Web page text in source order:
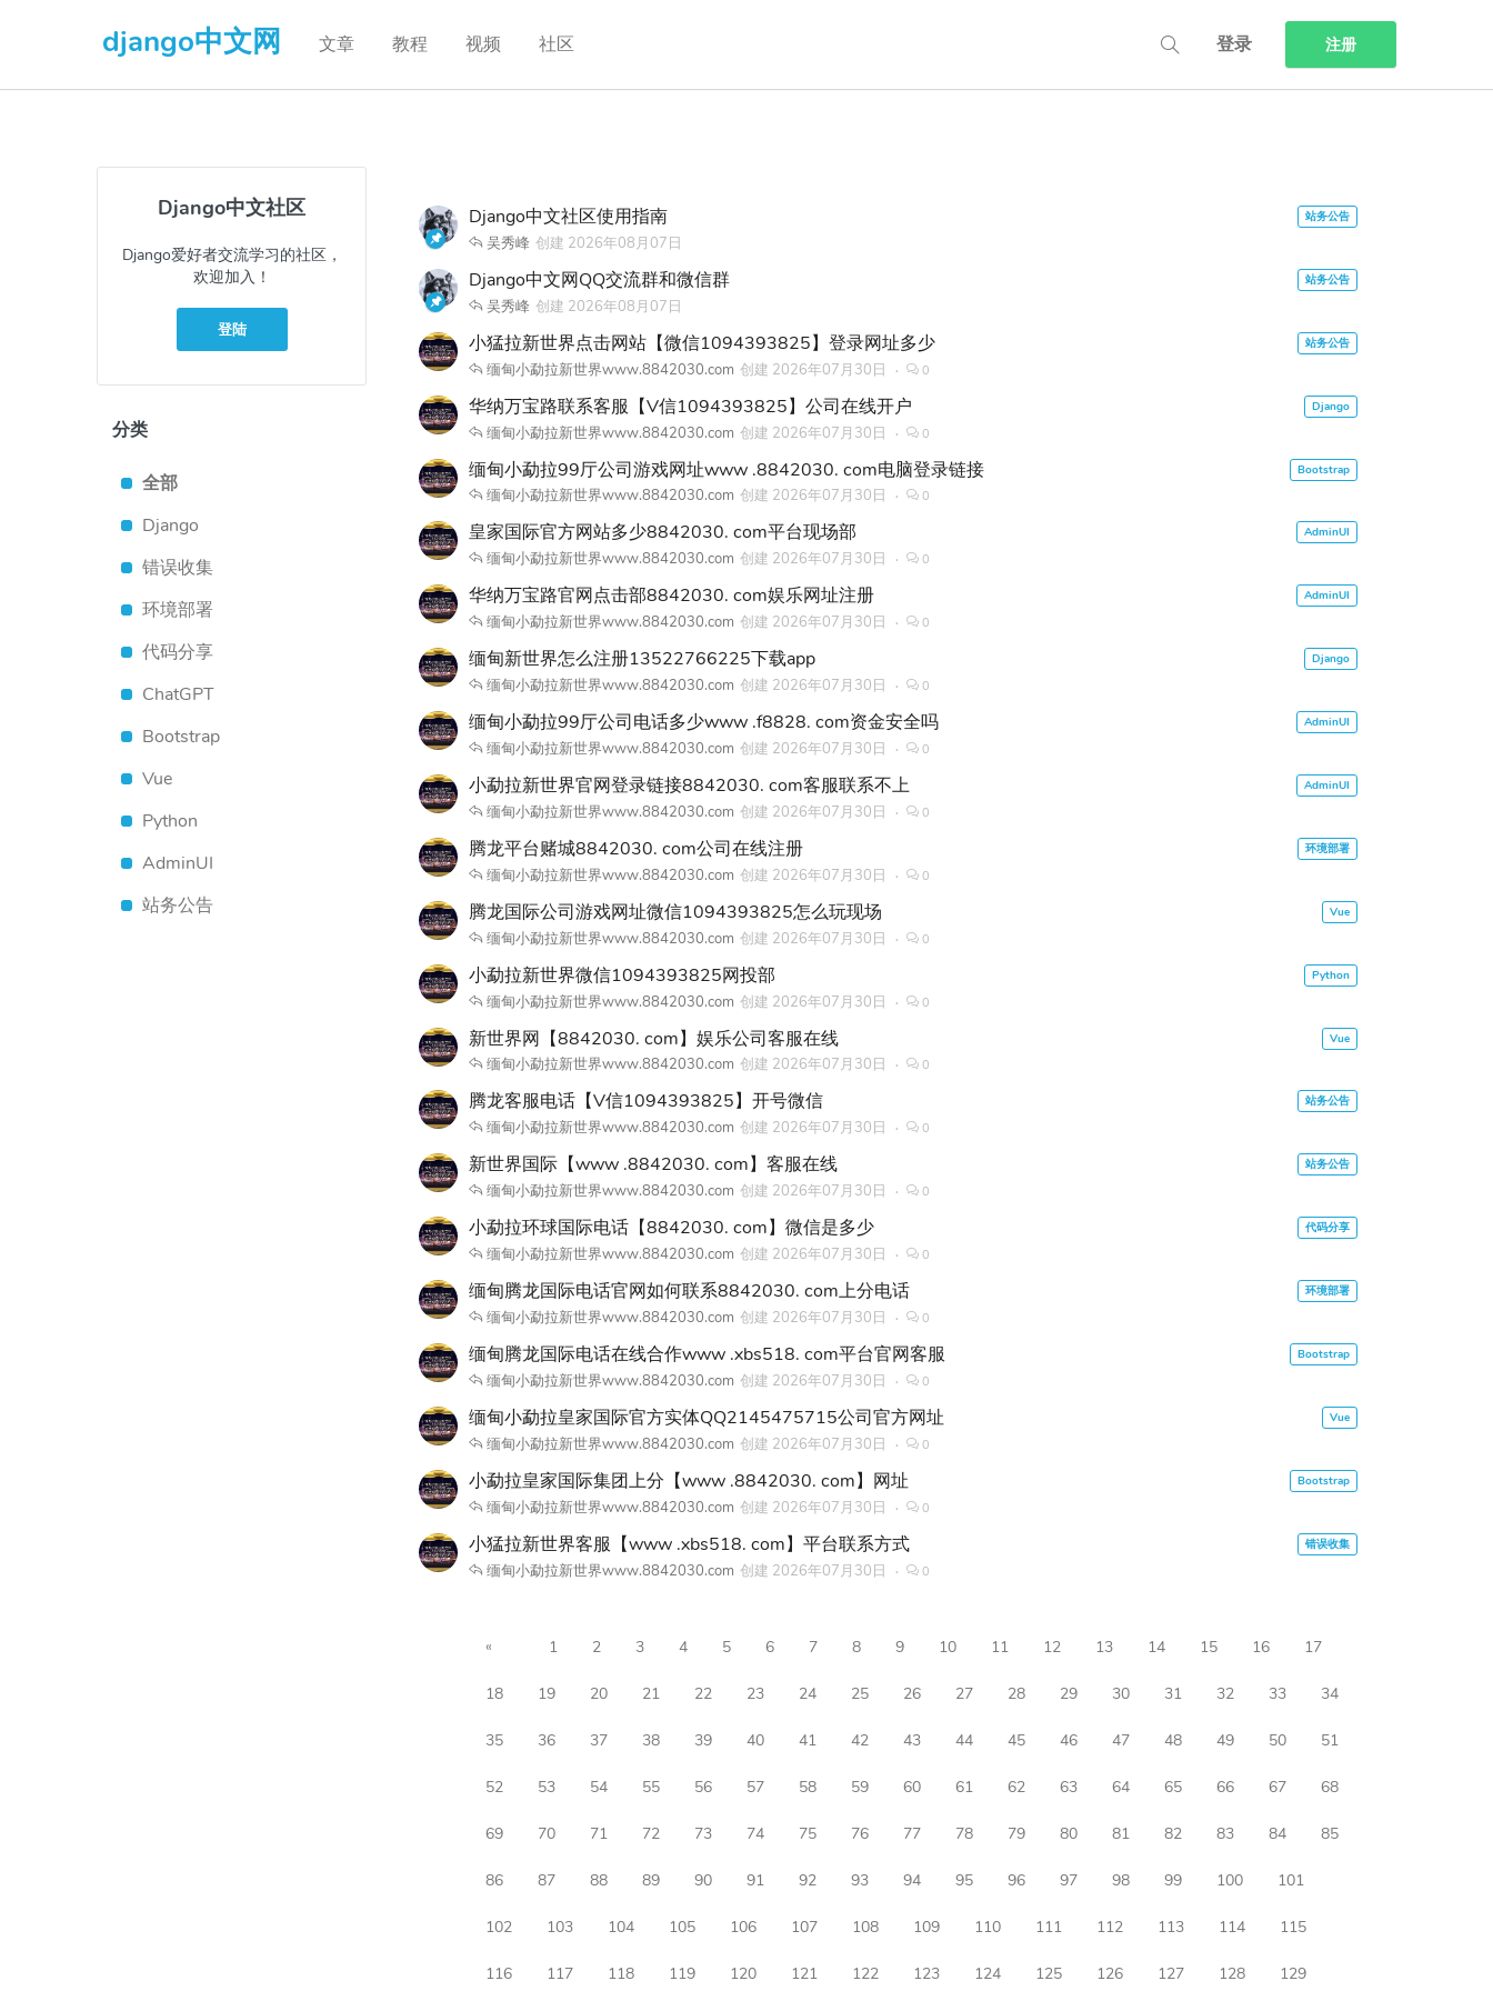
django中文网 登录 注册
文章 教程 视频 社区
Django中文社区
Django爱好者交流学习的社区，
欢迎加入！
登陆
分类
全部
Django
错误收集
环境部署
代码分享
ChatGPT
Bootstrap
Vue
Python
AdminUI
站务公告
Django中文社区使用指南
吴秀峰 创建 2026年08月07日
Django中文网QQ交流群和微信群
吴秀峰 创建 2026年08月07日
小猛拉新世界点击网站【微信1094393825】登录网址多少
缅甸小勐拉新世界www.8842030.com 创建 2026年07月30日 0
华纳万宝路联系客服【V信1094393825】公司在线开户
缅甸小勐拉新世界www.8842030.com 创建 2026年07月30日 0
缅甸小勐拉99厅公司游戏网址www .8842030. com电脑登录链接
缅甸小勐拉新世界www.8842030.com 创建 2026年07月30日 0
皇家国际官方网站多少8842030. com平台现场部
缅甸小勐拉新世界www.8842030.com 创建 2026年07月30日 0
华纳万宝路官网点击部8842030. com娱乐网址注册
缅甸小勐拉新世界www.8842030.com 创建 2026年07月30日 0
缅甸新世界怎么注册13522766225下载app
缅甸小勐拉新世界www.8842030.com 创建 2026年07月30日 0
缅甸小勐拉99厅公司电话多少www .f8828. com资金安全吗
缅甸小勐拉新世界www.8842030.com 创建 2026年07月30日 0
小勐拉新世界官网登录链接8842030. com客服联系不上
缅甸小勐拉新世界www.8842030.com 创建 2026年07月30日 0
腾龙平台赌城8842030. com公司在线注册
缅甸小勐拉新世界www.8842030.com 创建 2026年07月30日 0
腾龙国际公司游戏网址微信1094393825怎么玩现场
缅甸小勐拉新世界www.8842030.com 创建 2026年07月30日 0
小勐拉新世界微信1094393825网投部
缅甸小勐拉新世界www.8842030.com 创建 2026年07月30日 0
新世界网【8842030. com】娱乐公司客服在线
缅甸小勐拉新世界www.8842030.com 创建 2026年07月30日 0
腾龙客服电话【V信1094393825】开号微信
缅甸小勐拉新世界www.8842030.com 创建 2026年07月30日 0
新世界国际【www .8842030. com】客服在线
缅甸小勐拉新世界www.8842030.com 创建 2026年07月30日 0
小勐拉环球国际电话【8842030. com】微信是多少
缅甸小勐拉新世界www.8842030.com 创建 2026年07月30日 0
缅甸腾龙国际电话官网如何联系8842030. com上分电话
缅甸小勐拉新世界www.8842030.com 创建 2026年07月30日 0
缅甸腾龙国际电话在线合作www .xbs518. com平台官网客服
缅甸小勐拉新世界www.8842030.com 创建 2026年07月30日 0
缅甸小勐拉皇家国际官方实体QQ2145475715公司官方网址
缅甸小勐拉新世界www.8842030.com 创建 2026年07月30日 0
小勐拉皇家国际集团上分【www .8842030. com】网址
缅甸小勐拉新世界www.8842030.com 创建 2026年07月30日 0
小猛拉新世界客服【www .xbs518. com】平台联系方式
缅甸小勐拉新世界www.8842030.com 创建 2026年07月30日 0
1 2 3 4 5 6 7 8 9 10 11 12 13 14 15 16 17
18 19 20 21 22 23 24 25 26 27 28 29 30 31 32 33 34
35 36 37 38 39 40 41 42 43 44 45 46 47 48 49 50 51
52 53 54 55 56 57 58 59 60 61 62 63 64 65 66 67 68
69 70 71 72 73 74 75 76 77 78 79 80 81 82 83 84 85
86 87 88 89 90 91 92 93 94 95 96 97 98 99 100 101
102 103 104 105 106 107 108 109 110 111 112 113 114 115
116 117 118 119 120 121 122 123 124 125 126 127 128 129